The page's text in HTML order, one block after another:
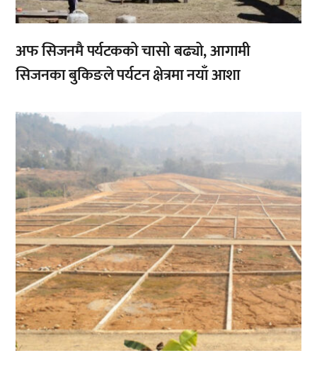
अफ सिजनमै पर्यटकको चासो बढ्यो, आगामी
सिजनका बुकिङले पर्यटन क्षेत्रमा नयाँ आशा
,